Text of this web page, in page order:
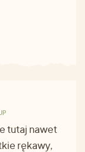
tutaj nawet
rękawy,